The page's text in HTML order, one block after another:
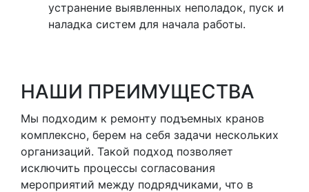
устранение выявленных неполадок, пуск и
наладка систем для начала работы.
НАШИ ПРЕИМУЩЕСТВА
Мы подходим к ремонту подъемных кранов
комплексно, берем на себя задачи нескольких
организаций. Такой подход позволяет
исключить процессы согласования
мероприятий между подрядчиками, что в